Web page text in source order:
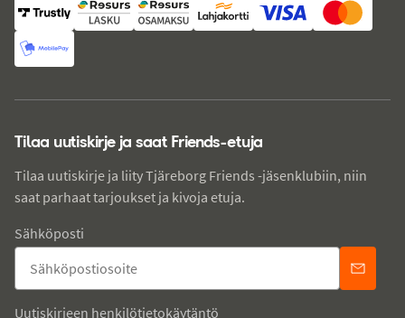
Tilaa uutiskirje ja saat Friends-etuja
Tilaa uutiskirje ja liity Tjäreborg Friends -jäsenklubiin, niin
saat parhaat tarjoukset ja kivoja etuja.
Sähköposti
Uutiskirjeen henkilötietokäytäntö